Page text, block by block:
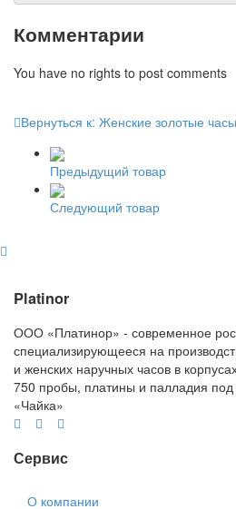
Комментарии
You have no rights to post comments
Вернуться к: Женские золотые
Предыдущий товар
Следующий товар
Platinor
ООО «Платинор» - современное
специализирующееся на
и женских наручных часов в
750 пробы, платины и палладия
«Чайка»
Сервис
О компании